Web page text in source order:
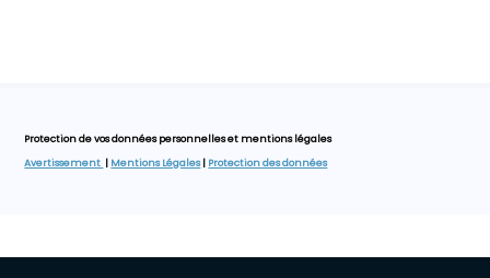
Protection de vos données personnelles et mentions légales
Avertissement | Mentions Légales| Protection des données